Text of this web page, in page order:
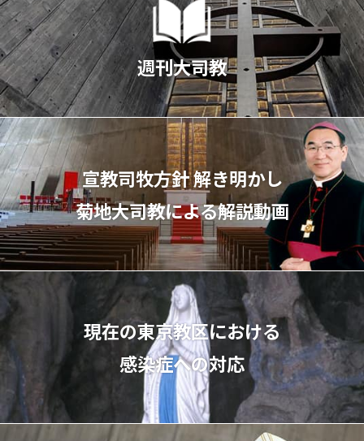
週刊大司教
宣教司牧⽅針 解き明かし
菊地⼤司教による解説動画
現在の東京教区における
感染症への対応